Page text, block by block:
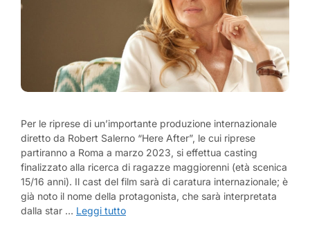
Per le riprese di un’importante produzione internazionale
diretto da Robert Salerno “Here After”, le cui riprese
partiranno a Roma a marzo 2023, si effettua casting
finalizzato alla ricerca di ragazze maggiorenni (età scenica
15/16 anni). Il cast del film sarà di caratura internazionale; è
già noto il nome della protagonista, che sarà interpretata
dalla star … Leggi tutto